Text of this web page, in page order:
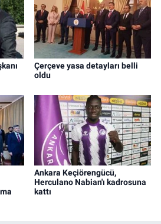
Çerçeve yasa detayları belli
oldu
Ankara Keçiörengücü,
Herculano Nabian'ı kadrosuna
kattı